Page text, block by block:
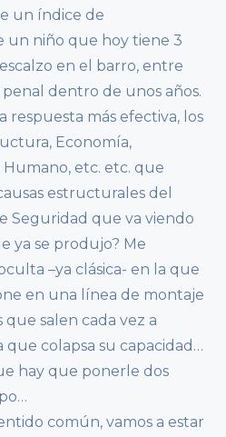
un índice de
un niño que hoy tiene 3
en el barro, entre
dentro de unos años.
respuesta más efectiva, los
Economía,
etc. etc. que
estructurales del
Seguridad que va viendo
ya se produjo? Me
–ya clásica- en la que
en una línea de montaje
salen cada vez a
que colapsa su capacidad…
hay que ponerle dos
común, vamos a estar